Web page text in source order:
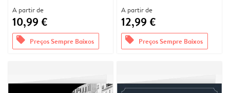
A partir de
10,99 €
offers Preços Sempre Baixos
A partir de
12,99 €
offers Preços Sempre Baixos